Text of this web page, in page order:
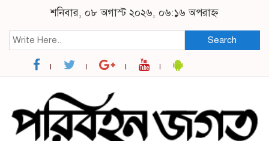
শনিবার, ০৮ অগাস্ট ২০২৬, ০৬:১৬ অপরাহ্ন
Search